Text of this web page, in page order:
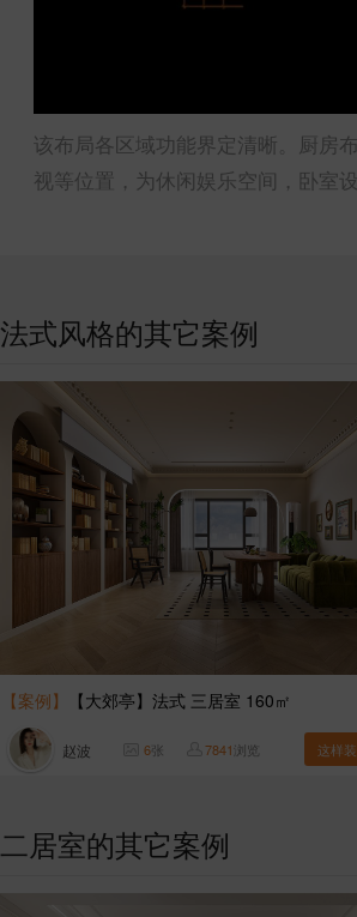
该布局各区域功能界定清晰。厨房
视等位置，为休闲娱乐空间，卧室
法式风格的其它案例
【案例】 【大郊亭】法式 三居室 160㎡
赵波 6张 7841浏览 这样
二居室的其它案例